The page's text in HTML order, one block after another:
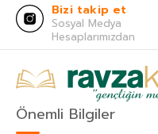
Bizi takip et
Sosyal Medya
Hesaplarımızdan
Önemli Bilgiler